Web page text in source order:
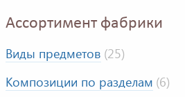
Ассортимент фабрики
Виды предметов (25)
Композиции по разделам (6)